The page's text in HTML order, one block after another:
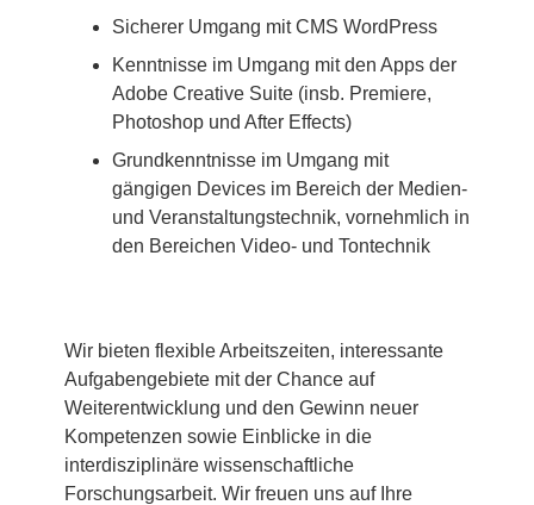
Sicherer Umgang mit CMS WordPress
Kenntnisse im Umgang mit den Apps der
Adobe Creative Suite (insb. Premiere,
Photoshop und After Effects)
Grundkenntnisse im Umgang mit
gängigen Devices im Bereich der Medien-
und Veranstaltungstechnik, vornehmlich in
den Bereichen Video- und Tontechnik
Wir bieten flexible Arbeitszeiten, interessante
Aufgabengebiete mit der Chance auf
Weiterentwicklung und den Gewinn neuer
Kompetenzen sowie Einblicke in die
interdisziplinäre wissenschaftliche
Forschungsarbeit. Wir freuen uns auf Ihre